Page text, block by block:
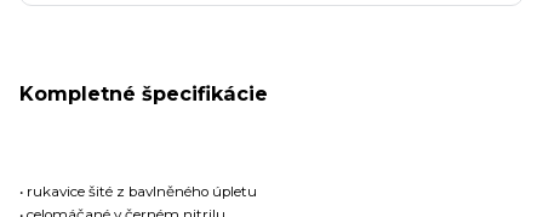
Kompletné špecifikácie
• rukavice šité z bavlněného úpletu